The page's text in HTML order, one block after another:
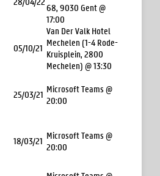
68, 9030 Gent @
17:00
05/10/21
Van Der Valk Hotel
Mechelen (1-4 Rode-
Kruisplein, 2800
Mechelen) @ 13:30
25/03/21 Microsoft Teams @
20:00
18/03/21 Microsoft Teams @
20:00